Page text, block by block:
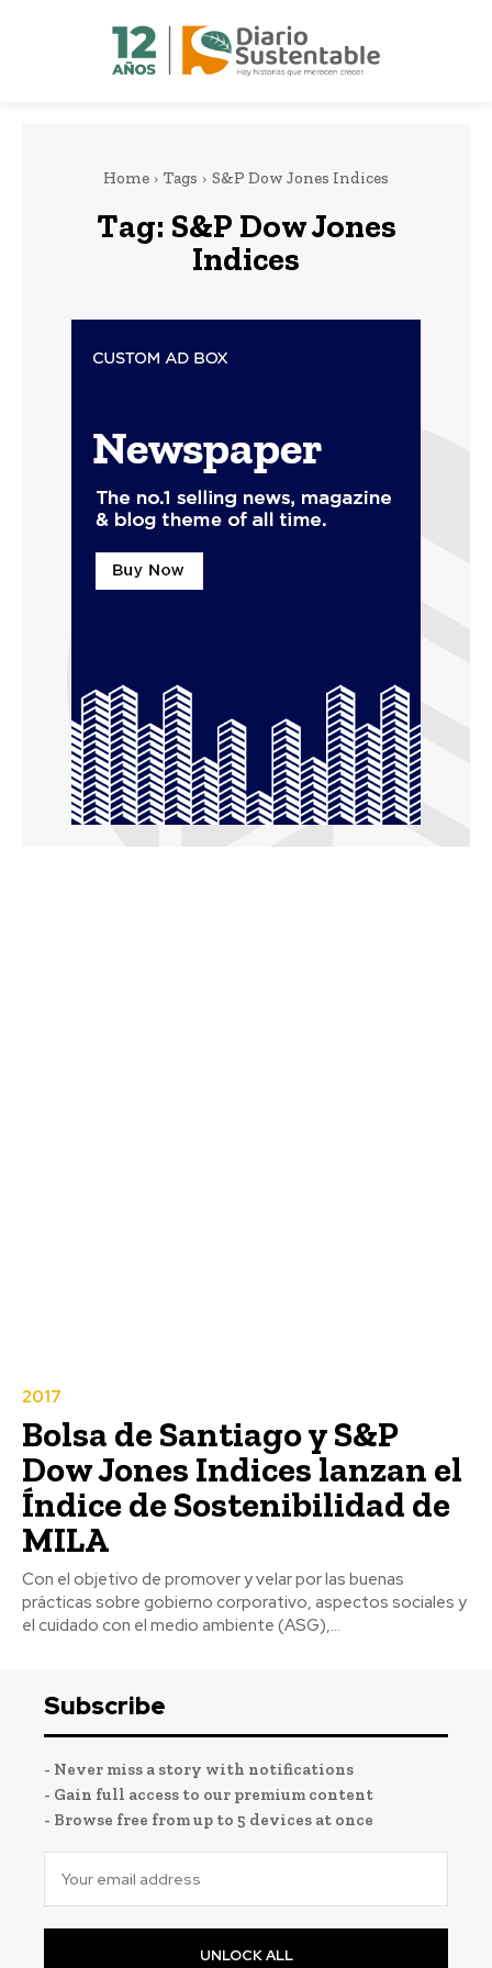
Home Tags S&P Dow Jones Indices
Tag: S&P Dow Jones
Indices
2017
Bolsa de Santiago y S&P
Dow Jones Indices lanzan el
Índice de Sostenibilidad de
MILA
Con el objetivo de promover y velar por las buenas
prácticas sobre gobierno corporativo, aspectos sociales y
el cuidado con el medio ambiente (ASG),...
Subscribe
- Never miss a story with notifications
- Gain full access to our premium content
- Browse free from up to 5 devices at once
UNLOCK ALL